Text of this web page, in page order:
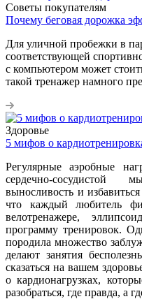
Советы покупателям
Почему беговая дорожка
Для уличной пробежки в
соответствующей
с компьютером может
такой тренажер намного
Здоровье
5 мифов о
Регулярные аэробные
сердечно-
выносливость и
что каждый любитель
велотренажере,
программу тренировок.
породила множество
делают занятия
сказаться на вашем
о кардионагрузках,
разобраться, где правда, а